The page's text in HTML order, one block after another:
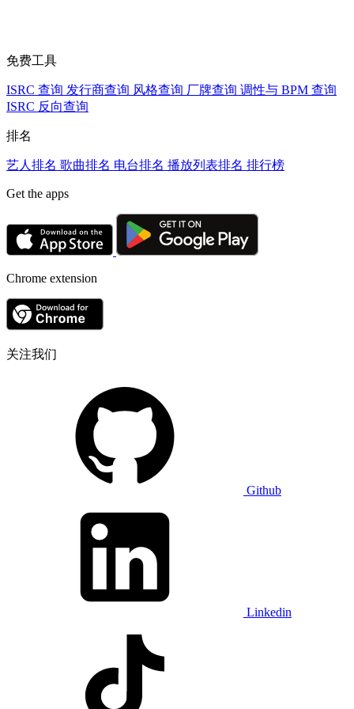
免费工具
ISRC 查询 发行商查询 风格查询 厂牌查询 调性与 BPM 查询
ISRC 反向查询
排名
艺人排名 歌曲排名 电台排名 播放列表排名 排行榜
Get the apps
Chrome extension
关注我们
Github
Linkedin